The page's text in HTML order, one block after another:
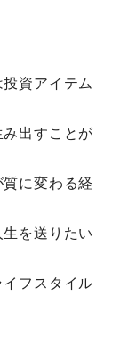
資アイテム
出すことが
に変わる経
を送りたい
フスタイル